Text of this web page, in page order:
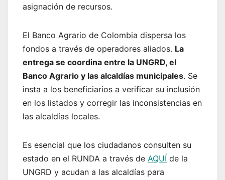
asignación de recursos.
El Banco Agrario de Colombia dispersa los
fondos a través de operadores aliados. La
entrega se coordina entre la UNGRD, el
Banco Agrario y las alcaldías municipales. Se
insta a los beneficiarios a verificar su inclusión
en los listados y corregir las inconsistencias en
las alcaldías locales.
Es esencial que los ciudadanos consulten su
estado en el RUNDA a través de AQUÍ de la
UNGRD y acudan a las alcaldías para